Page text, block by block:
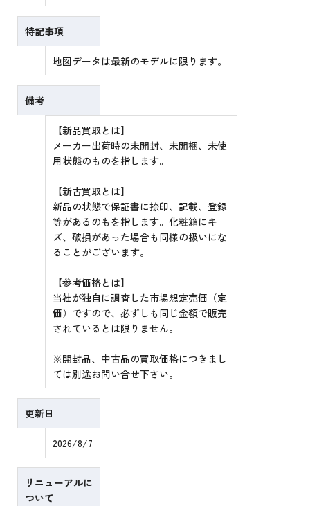
特記事項
地図データは最新のモデルに限ります。
備考
【新品買取とは】
メーカー出荷時の未開封、未開梱、未使
用状態のものを指します。
【新古買取とは】
新品の状態で保証書に捺印、記載、登録
等があるのもを指します。化粧箱にキ
ズ、破損があった場合も同様の扱いにな
ることがございます。
【参考価格とは】
当社が独自に調査した市場想定売価（定
価）ですので、必ずしも同じ金額で販売
されているとは限りません。
※開封品、中古品の買取価格につきまし
ては別途お問い合せ下さい。
更新日
2026/8/7
リニューアルに
ついて